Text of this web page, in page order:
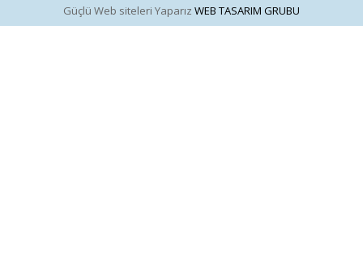
Güçlü Web siteleri Yaparız WEB TASARIM GRUBU